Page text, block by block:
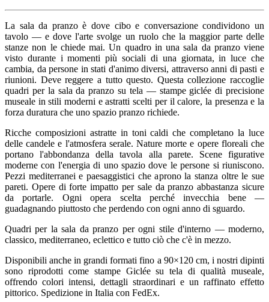
La sala da pranzo è dove cibo e conversazione condividono un
tavolo — e dove l'arte svolge un ruolo che la maggior parte delle
stanze non le chiede mai. Un quadro in una sala da pranzo viene
visto durante i momenti più sociali di una giornata, in luce che
cambia, da persone in stati d'animo diversi, attraverso anni di pasti e
riunioni. Deve reggere a tutto questo. Questa collezione raccoglie
quadri per la sala da pranzo su tela — stampe giclée di precisione
museale in stili moderni e astratti scelti per il calore, la presenza e la
forza duratura che uno spazio pranzo richiede.
Ricche composizioni astratte in toni caldi che completano la luce
delle candele e l'atmosfera serale. Nature morte e opere floreali che
portano l'abbondanza della tavola alla parete. Scene figurative
moderne con l'energia di uno spazio dove le persone si riuniscono.
Pezzi mediterranei e paesaggistici che aprono la stanza oltre le sue
pareti. Opere di forte impatto per sale da pranzo abbastanza sicure
da portarle. Ogni opera scelta perché invecchia bene —
guadagnando piuttosto che perdendo con ogni anno di sguardo.
Quadri per la sala da pranzo per ogni stile d'interno — moderno,
classico, mediterraneo, eclettico e tutto ciò che c'è in mezzo.
Disponibili anche in grandi formati fino a 90×120 cm, i nostri dipinti
sono riprodotti come stampe Giclée su tela di qualità museale,
offrendo colori intensi, dettagli straordinari e un raffinato effetto
pittorico. Spedizione in Italia con FedEx.